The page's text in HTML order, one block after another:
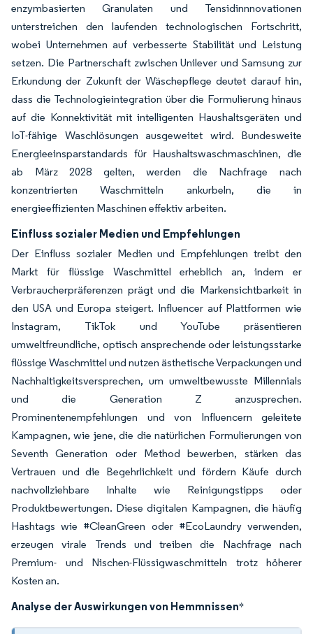
enzymbasierten Granulaten und Tensidinnnovationen
unterstreichen den laufenden technologischen Fortschritt,
wobei Unternehmen auf verbesserte Stabilität und Leistung
setzen. Die Partnerschaft zwischen Unilever und Samsung zur
Erkundung der Zukunft der Wäschepflege deutet darauf hin,
dass die Technologieintegration über die Formulierung hinaus
auf die Konnektivität mit intelligenten Haushaltsgeräten und
IoT-fähige Waschlösungen ausgeweitet wird. Bundesweite
Energieeinsparstandards für Haushaltswaschmaschinen, die
ab März 2028 gelten, werden die Nachfrage nach
konzentrierten Waschmitteln ankurbeln, die in
energieeffizienten Maschinen effektiv arbeiten.
Einfluss sozialer Medien und Empfehlungen
Der Einfluss sozialer Medien und Empfehlungen treibt den
Markt für flüssige Waschmittel erheblich an, indem er
Verbraucherpräferenzen prägt und die Markensichtbarkeit in
den USA und Europa steigert. Influencer auf Plattformen wie
Instagram, TikTok und YouTube präsentieren
umweltfreundliche, optisch ansprechende oder leistungsstarke
flüssige Waschmittel und nutzen ästhetische Verpackungen und
Nachhaltigkeitsversprechen, um umweltbewusste Millennials
und die Generation Z anzusprechen.
Prominentenempfehlungen und von Influencern geleitete
Kampagnen, wie jene, die die natürlichen Formulierungen von
Seventh Generation oder Method bewerben, stärken das
Vertrauen und die Begehrlichkeit und fördern Käufe durch
nachvollziehbare Inhalte wie Reinigungstipps oder
Produktbewertungen. Diese digitalen Kampagnen, die häufig
Hashtags wie #CleanGreen oder #EcoLaundry verwenden,
erzeugen virale Trends und treiben die Nachfrage nach
Premium- und Nischen-Flüssigwaschmitteln trotz höherer
Kosten an.
Analyse der Auswirkungen von Hemmnissen*